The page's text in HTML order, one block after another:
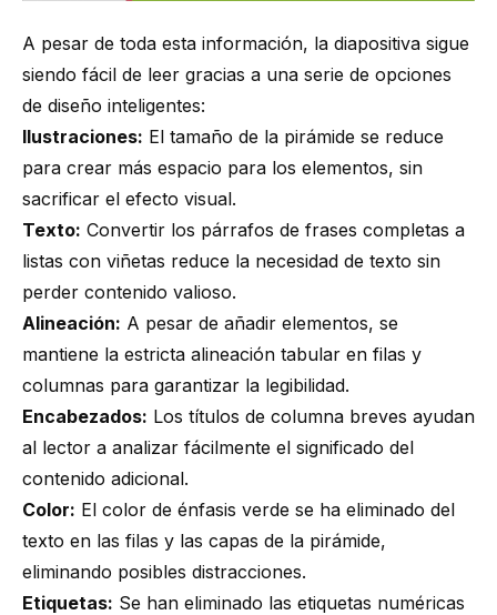
A pesar de toda esta información, la diapositiva sigue
siendo fácil de leer gracias a una serie de opciones
de diseño inteligentes:
Ilustraciones: El tamaño de la pirámide se reduce
para crear más espacio para los elementos, sin
sacrificar el efecto visual.
Texto: Convertir los párrafos de frases completas a
listas con viñetas reduce la necesidad de texto sin
perder contenido valioso.
Alineación: A pesar de añadir elementos, se
mantiene la estricta alineación tabular en filas y
columnas para garantizar la legibilidad.
Encabezados: Los títulos de columna breves ayudan
al lector a analizar fácilmente el significado del
contenido adicional.
Color: El color de énfasis verde se ha eliminado del
texto en las filas y las capas de la pirámide,
eliminando posibles distracciones.
Etiquetas: Se han eliminado las etiquetas numéricas